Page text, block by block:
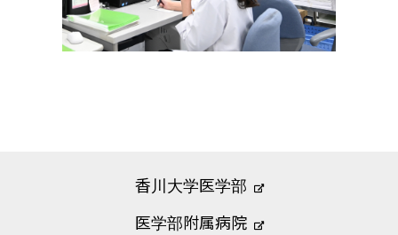
香川大学医学部
医学部附属病院